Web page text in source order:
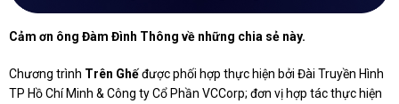
Cảm ơn ông Đàm Đình Thông về những chia sẻ này.
Chương trình Trên Ghếđược phối hợp thực hiện bởi Đài Truyền Hình
TP Hồ Chí Minh & Công ty Cổ Phần VCCorp; đơn vị hợp tác thực hiện